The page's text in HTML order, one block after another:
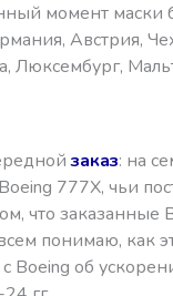
момент маски
Австрия,
Люксембург,
заказ: на
777X, чьи
что заказанные
понимаю,
Boeing об